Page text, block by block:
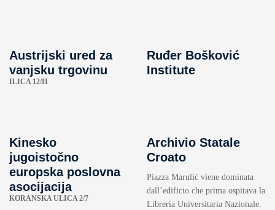
Austrijski ured za
vanjsku trgovinu
ILICA 12/II
Ruđer Bošković
Institute
Kinesko
jugoistočno
europska poslovna
asocijacija
KORANSKA ULICA 2/7
Archivio Statale
Croato
Piazza Marulić viene dominata
dall’edificio che prima ospitava la
Libreria Universitaria Nazionale.